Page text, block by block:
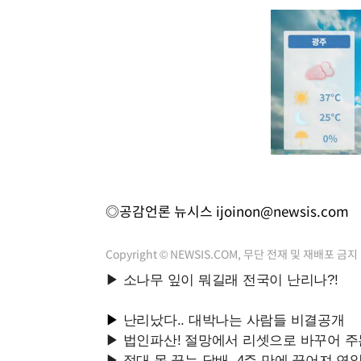
◎공감언론 뉴시스 ijoinon@newsis.com
Copyright © NEWSIS.COM, 무단 전재 및 재배포 금지